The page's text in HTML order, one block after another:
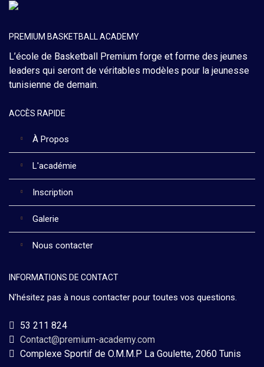
PREMIUM BASKETBALL ACADEMY
L’école de Basketball Premium forge et forme des jeunes
leaders qui seront de véritables modèles pour la jeunesse
tunisienne de demain.
ACCÈS RAPIDE
À Propos
L'académie
Inscription
Galerie
Nous contacter
INFORMATIONS DE CONTACT
N'hésitez pas à nous contacter pour toutes vos questions.
53 211 824
Contact@premium-academy.com
Complexe Sportif de O.M.M.P La Goulette, 2060 Tunis